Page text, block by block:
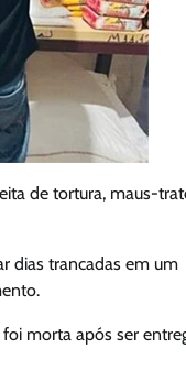
de tortura, maus-
dias trancadas em um
morta após ser